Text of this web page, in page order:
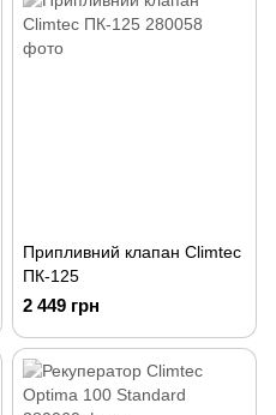
Припливний клапан Climtec
ПК-125
2 449 грн